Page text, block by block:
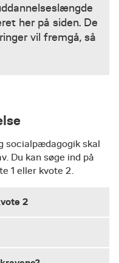
her på siden. De
vil fremgå, så
socialpædagogik skal
Du kan søge ind på
1 eller kvote 2.
2
blive optaget på